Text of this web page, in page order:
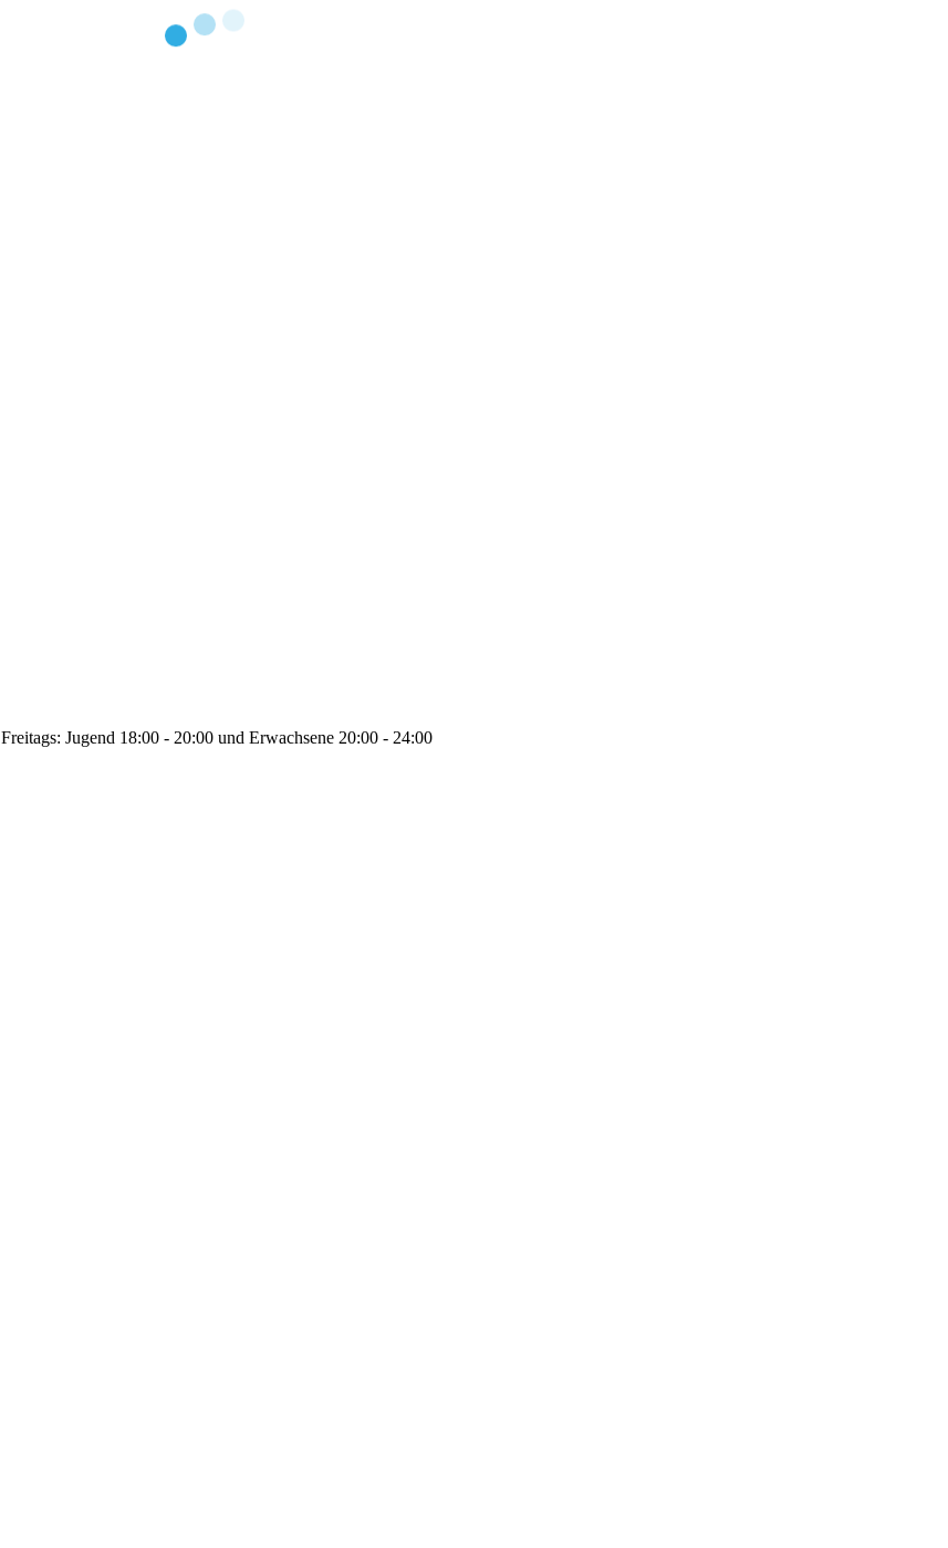
Freitags: Jugend 18:00 - 20:00 und Erwachsene 20:00 - 24:00